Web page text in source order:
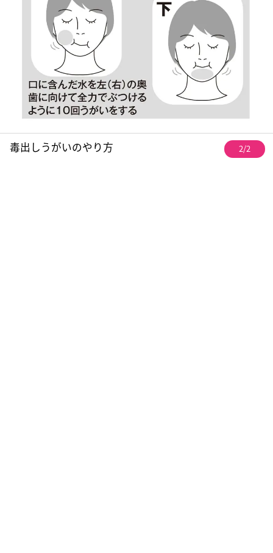
毒出しうがいのやり方 2/2